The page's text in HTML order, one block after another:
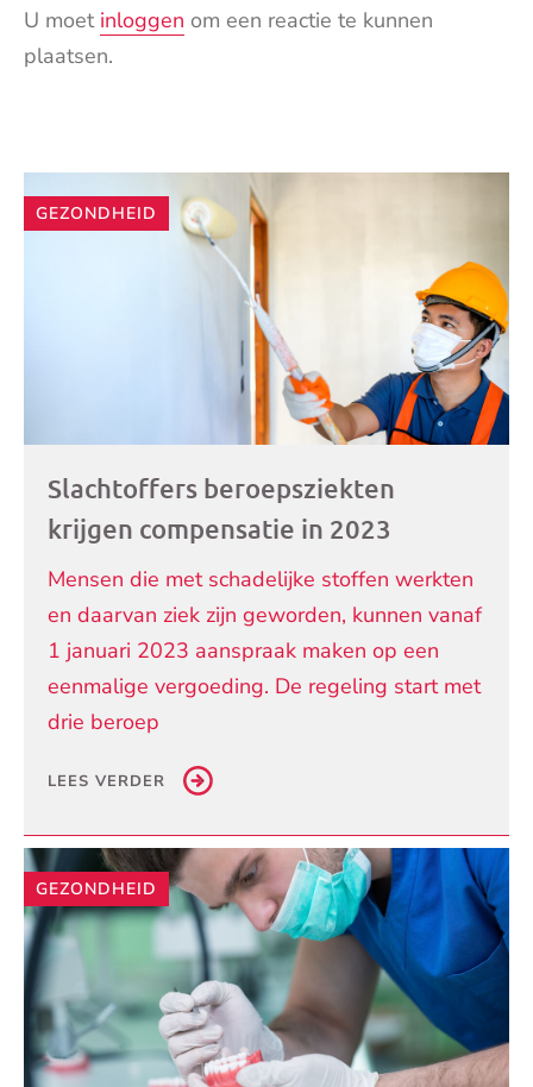
U moet inloggen om een reactie te kunnen
plaatsen.
Andere
artikelen
GEZONDHEID
Slachtoffers beroepsziekten
krijgen compensatie in 2023
Mensen die met schadelijke stoffen werkten
en daarvan ziek zijn geworden, kunnen vanaf
1 januari 2023 aanspraak maken op een
eenmalige vergoeding. De regeling start met
drie beroep
LEES VERDER
GEZONDHEID